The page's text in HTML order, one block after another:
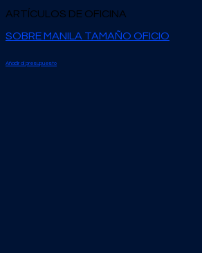
ARTÍCULOS DE OFICINA
SOBRE MANILA TAMAÑO OFICIO
Añadir al presupuesto